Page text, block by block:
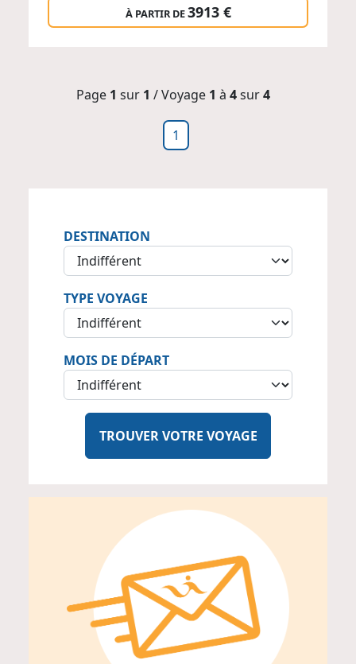
À PARTIR DE3913 €
Page 1 sur 1 / Voyage 1 à 4sur4
1
DESTINATION
TYPE VOYAGE
MOIS DE DÉPART
TROUVER VOTRE VOYAGE